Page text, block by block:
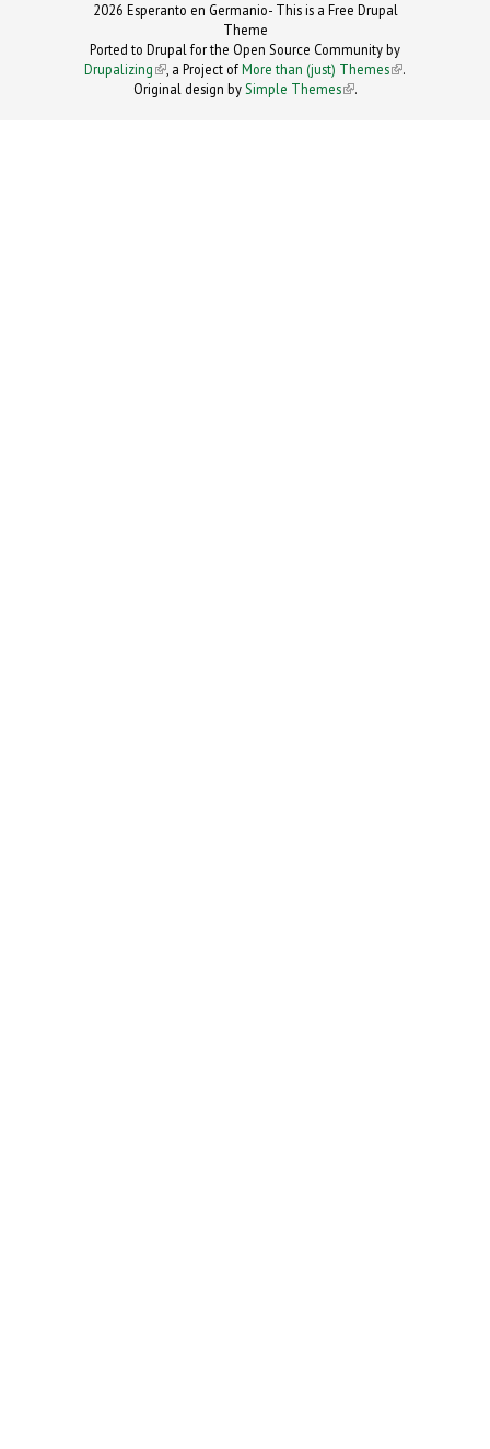
2026 Esperanto en Germanio- This is a Free Drupal
Theme
Ported to Drupal for the Open Source Community by
Drupalizing(link is external)
, a Project ofMore than (just) Themes (link is
.
Original design bySimple Themes
(link is
.